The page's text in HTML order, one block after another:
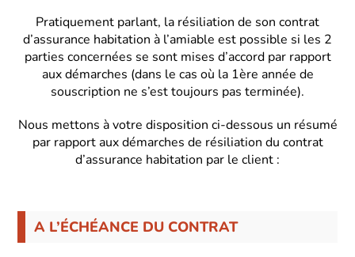
Pratiquement parlant, la résiliation de son contrat
d’assurance habitation à l’amiable est possible si les 2
parties concernées se sont mises d’accord par rapport
aux démarches (dans le cas où la 1ère année de
souscription ne s’est toujours pas terminée).
Nous mettons à votre disposition ci-dessous un résumé
par rapport aux démarches de résiliation du contrat
d’assurance habitation par le client :
A L’ÉCHÉANCE DU CONTRAT